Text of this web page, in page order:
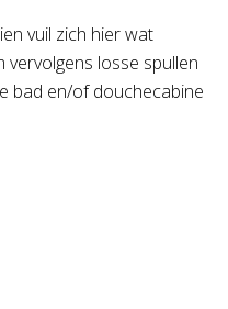
vuil zich hier wat
vervolgens losse spullen
bad en/of douchecabine